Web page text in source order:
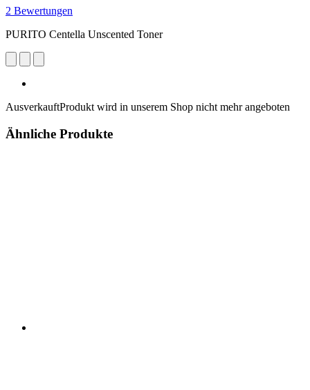
2 Bewertungen
PURITO Centella Unscented Toner
AusverkauftProdukt wird in unserem Shop nicht mehr angeboten
Ähnliche Produkte